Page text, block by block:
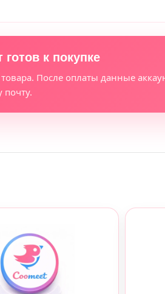
к покупке
После оплаты данные
почту.